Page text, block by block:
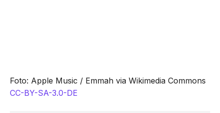
Foto: Apple Music / Emmah via Wikimedia Commons
CC-BY-SA-3.0-DE